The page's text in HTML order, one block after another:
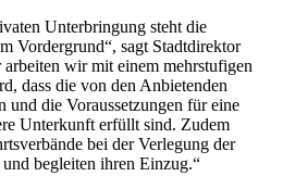
Unterbringung steht die
Vordergrund“, sagt Stadtdirektor
wir mit einem mehrstufigen
dass die von den Anbietenden
und die Voraussetzungen für eine
Unterkunft erfüllt sind. Zudem
bei der Verlegung der
begleiten ihren Einzug.“